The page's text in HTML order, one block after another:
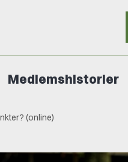
Medlemshistorier
(online)